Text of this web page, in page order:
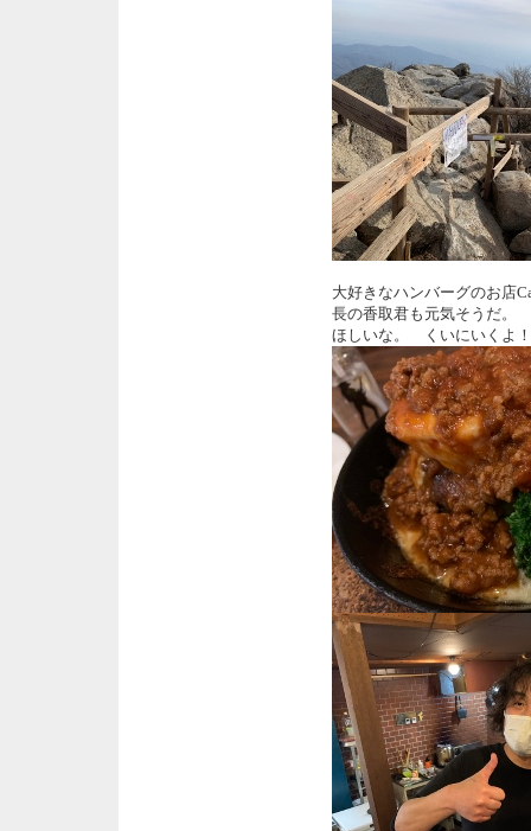
大好きなハンバーグのお店
長の香取君も元気そうだ。
ほしいな。 くいにいくよ！